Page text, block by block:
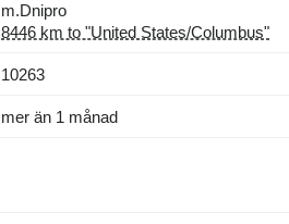
m.Dnipro
8446 km to "United States/Columbus"
10263
mer än 1 månad